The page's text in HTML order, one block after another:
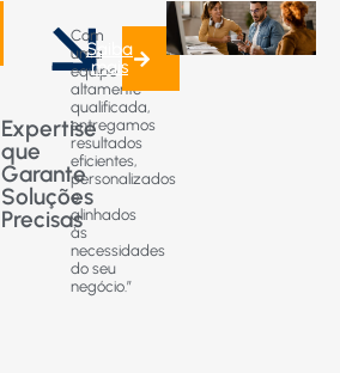
Expertise
que
Garante
Soluções
Precisas
Com
uma
equipe
altamente
qualificada,
entregamos
resultados
eficientes,
personalizados
e
alinhados
às
necessidades
do seu
negócio.”
Saiba
mais